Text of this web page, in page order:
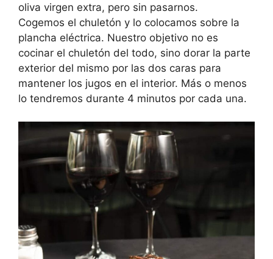
oliva virgen extra, pero sin pasarnos.
Cogemos el chuletón y lo colocamos sobre la
plancha eléctrica. Nuestro objetivo no es
cocinar el chuletón del todo, sino dorar la parte
exterior del mismo por las dos caras para
mantener los jugos en el interior. Más o menos
lo tendremos durante 4 minutos por cada una.